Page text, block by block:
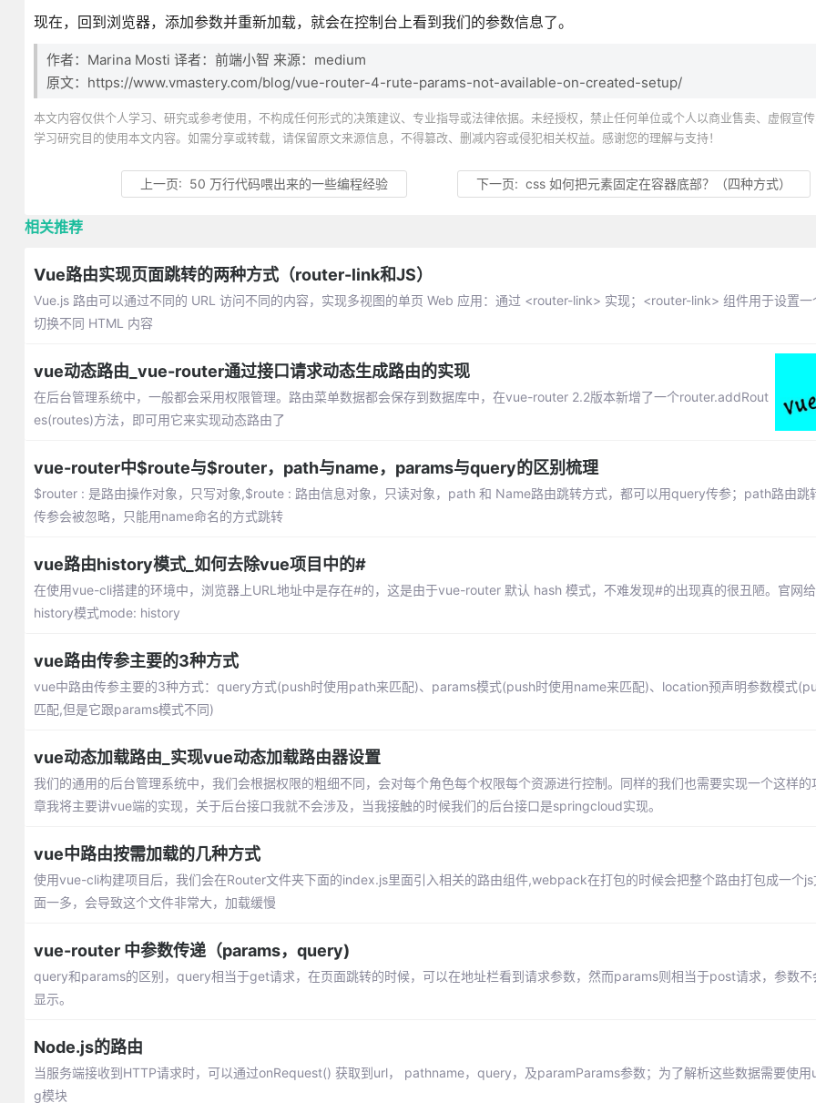
现在，回到浏览器，添加参数并重新加载，就会在控制台上看到我们的参数信息了。
作者：Marina Mosti 译者：前端小智 来源：medium
原文：https://www.vmastery.com/blog/vue-router-4-rute-params-not-available-on-created-setup/
本文内容仅供个人学习、研究或参考使用，不构成任何形式的决策建议、专业指导或法律依据。未经授权，禁止任何单位或个人以商业售卖、虚假宣
学习研究目的使用本文内容。如需分享或转载，请保留原文来源信息，不得篡改、删减内容或侵犯相关权益。感谢您的理解与支持！
上一页: 50 万行代码喂出来的一些编程经验 下一页:css 如何把元素固定在容器底部？（四种方式）
相关推荐
Vue路由实现页面跳转的两种方式（router-link和JS）
Vue.js 路由可以通过不同的 URL 访问不同的内容，实现多视图的单页 Web 应用：通过 <router-link> 实现；<router-link> 组件用于设置一
切换不同 HTML 内容
vue动态路由_vue-router通过接口请求动态生成路由的实现
在后台管理系统中，一般都会采用权限管理。路由菜单数据都会保存到数据库中，在vue-router 2.2版本新增了一个router.addRout
es(routes)方法，即可用它来实现动态路由了
vue-router中$route与$router，path与name，params与query的区别梳理
$router : 是路由操作对象，只写对象,$route : 路由信息对象，只读对象，path 和 Name路由跳转方式，都可以用query传参；path路由跳
传参会被忽略，只能用name命名的方式跳转
vue路由history模式_如何去除vue项目中的#
在使用vue-cli搭建的环境中，浏览器上URL地址中是存在#的，这是由于vue-router 默认 hash 模式，不难发现#的出现真的很丑陋。官网
history模式mode: history
vue路由传参主要的3种方式
vue中路由传参主要的3种方式：query方式(push时使用path来匹配)、params模式(push时使用name来匹配)、location预声明参数模式
匹配,但是它跟params模式不同)
vue动态加载路由_实现vue动态加载路由器设置
我们的通用的后台管理系统中，我们会根据权限的粗细不同，会对每个角色每个权限每个资源进行控制。同样的我们也需要实现一个这样的
章我将主要讲vue端的实现，关于后台接口我就不会涉及，当我接触的时候我们的后台接口是springcloud实现。
vue中路由按需加载的几种方式
使用vue-cli构建项目后，我们会在Router文件夹下面的index.js里面引入相关的路由组件,webpack在打包的时候会把整个路由打包成一个js
面一多，会导致这个文件非常大，加载缓慢
vue-router 中参数传递（params，query)
query和params的区别，query相当于get请求，在页面跳转的时候，可以在地址栏看到请求参数，然而params则相当于post请求，参数不
显示。
Node.js的路由
当服务端接收到HTTP请求时，可以通过onRequest() 获取到url， pathname，query，及paramParams参数；为了解析这些数据需要使
g模块